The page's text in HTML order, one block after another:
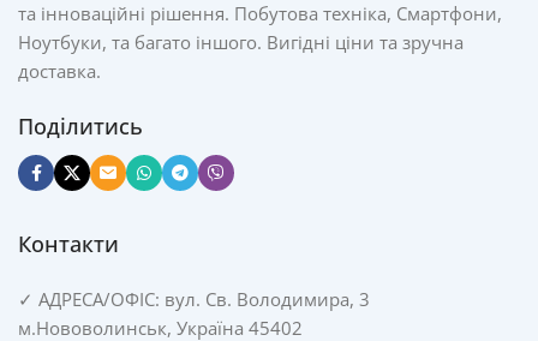
та інноваційні рішення. Побутова техніка, Смартфони,
Ноутбуки, та багато іншого. Вигідні ціни та зручна
доставка.
Поділитись
Контакти
✓ АДРЕСА/ОФІС: вул. Св. Володимира, 3
м.Нововолинськ, Україна 45402